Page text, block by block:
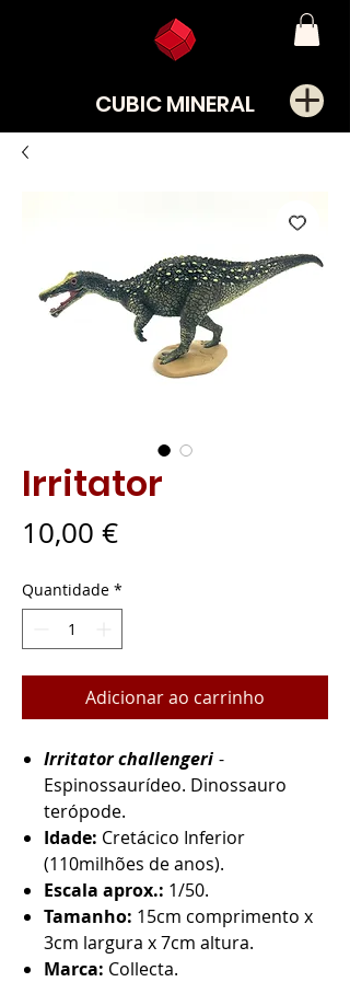
CUBIC MINERAL
Irritator
10,00 €Preço
Quantidade *
Adicionar ao carrinho
Irritator challengeri -
Espinossaurídeo. Dinossauro
terópode.
Idade: Cretácico Inferior
(110milhões de anos).
Escala aprox.: 1/50.
Tamanho: 15cm comprimento x
3cm largura x 7cm altura.
Marca: Collecta.